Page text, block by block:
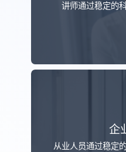
讲师通过稳定的
企
从业人员通过稳定